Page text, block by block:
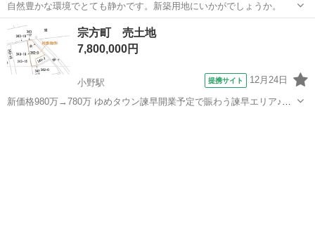
自然豊かな環境でとても静かです。新築用地にいかがでしょうか。
長崎 長崎市 蛍茶屋駅 土地販売/土地売買
宗方町 売土地
7,800,000円
小野駅 提携サイト 12月24日
新価格980万→780万 ゆめタウン諫早開業予定で賑わう諫早エリア♪小